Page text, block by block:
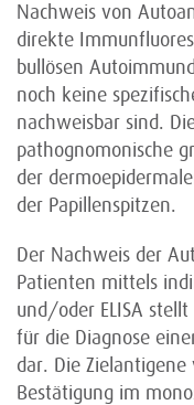
Nachweis von
direkte
bullösen
noch keine
nachweisbar sind.
pathognomonische
der
der Papillenspitzen.
Der Nachweis der
Patienten mittels
und/oder ELISA
für die Diagnose
dar. Die
Bestätigung im